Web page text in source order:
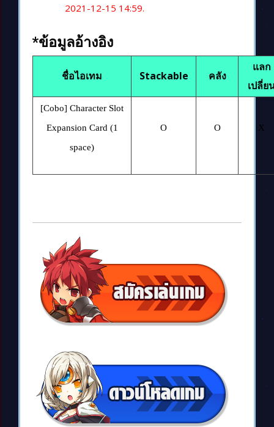
2021-12-15 14:59.
*ข้อมูลอ้างอิง
ชื่อไอเทม Stackable คลัง
แลก
เปลี่ย
[Cobo] Character Slot
Expansion Card (1
space)
O O X